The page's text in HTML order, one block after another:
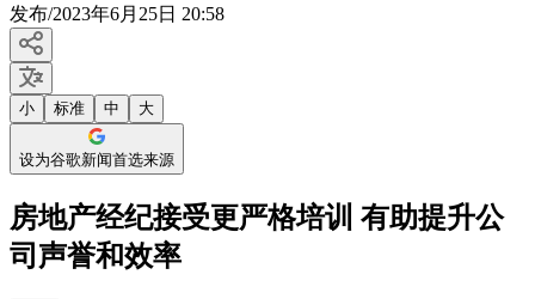
发布/2023年6月25日 20:58
小 标准 中 大
设为谷歌新闻首选来源
房地产经纪接受更严格培训 有助提升公
司声誉和效率